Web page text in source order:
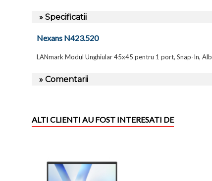
» Specificatii
Nexans N423.520
LANmark Modul Unghiular 45x45 pentru 1 port, Snap-In, Alb
» Comentarii
ALTI CLIENTI AU FOST INTERESATI DE